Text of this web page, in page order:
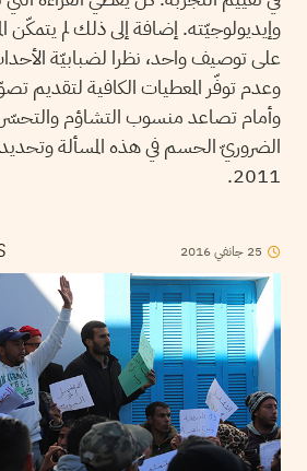
وإيديولوجيّته. إضافة إلى ذلك لم يتمكّن
على توصيف واحد، نظرا لضبابيّة
وعدم توفّر المعطيات الكافية لتقديم
وأمام تصاعد منسوب التشاؤم
الضروريّ الحسم في هذه المسألة
2011.
25 جانفي2016